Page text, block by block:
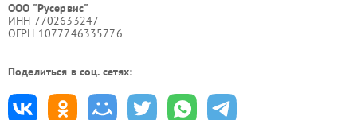
ООО "Русервис"
ИНН 7702633247
ОГРН 1077746335776
Поделиться в соц. сетях: